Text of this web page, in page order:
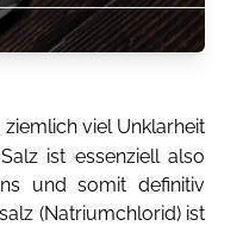
viel Unklarheit
ist essenziell also
und somit definitiv
(Natriumchlorid) ist